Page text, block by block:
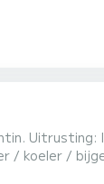
6
/ koeler /